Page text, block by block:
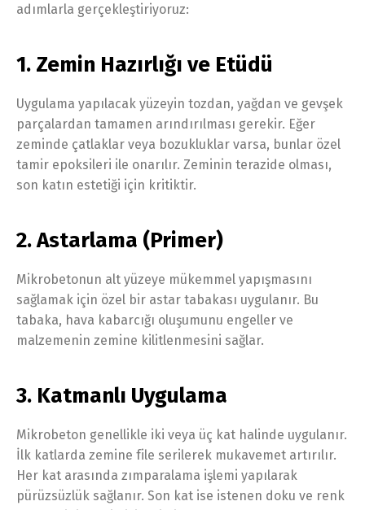
adımlarla gerçekleştiriyoruz:
1. Zemin Hazırlığı ve Etüdü
Uygulama yapılacak yüzeyin tozdan, yağdan ve gevşek
parçalardan tamamen arındırılması gerekir. Eğer
zeminde çatlaklar veya bozukluklar varsa, bunlar özel
tamir epoksileri ile onarılır. Zeminin terazide olması,
son katın estetiği için kritiktir.
2. Astarlama (Primer)
Mikrobetonun alt yüzeye mükemmel yapışmasını
sağlamak için özel bir astar tabakası uygulanır. Bu
tabaka, hava kabarcığı oluşumunu engeller ve
malzemenin zemine kilitlenmesini sağlar.
3. Katmanlı Uygulama
Mikrobeton genellikle iki veya üç kat halinde uygulanır.
İlk katlarda zemine file serilerek mukavemet artırılır.
Her kat arasında zımparalama işlemi yapılarak
pürüzsüzlük sağlanır. Son kat ise istenen doku ve renk